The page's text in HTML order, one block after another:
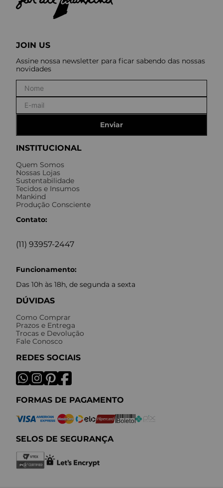
INSTITUCIONAL
Quem Somos
Nossas Lojas
Sustentabilidade
Tecidos e Insumos
Mankind
Produção Consciente
Contato:
(11) 93957-2447
Funcionamento:
Das 10h às 18h, de segunda a sexta
DÚVIDAS
Como Comprar
Prazos e Entrega
Trocas e Devolução
Fale Conosco
REDES SOCIAIS
FORMAS DE PAGAMENTO
SELOS DE SEGURANÇA
JOIN US
Assine nossa newsletter para ficar sabendo das nossas
novidades
Enviar